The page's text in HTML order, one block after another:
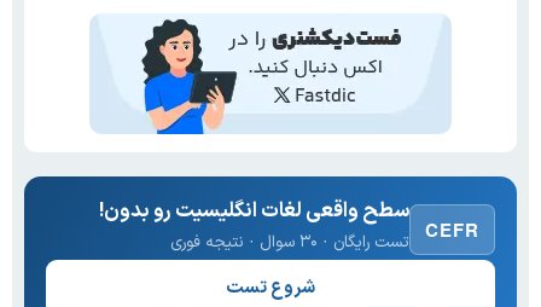
CEFR
سطح واقعی لغات انگلیسیت رو بدون!
تست رایگان · ۳۰ سوال · نتیجه فوری
شروع تست